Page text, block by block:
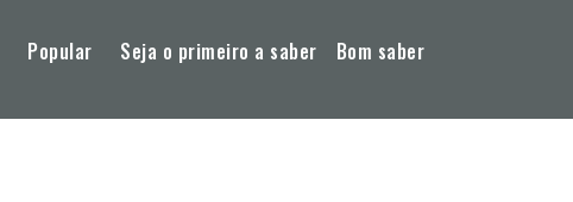
Popular Seja o primeiro a saber Bom saber